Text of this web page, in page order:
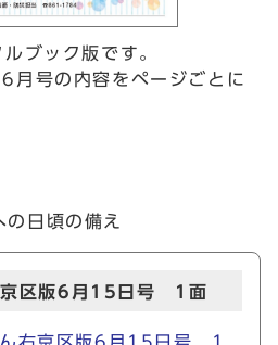
ブック版です。
月号の内容をページごとに
日頃の備え
京区版6月15日号 1面